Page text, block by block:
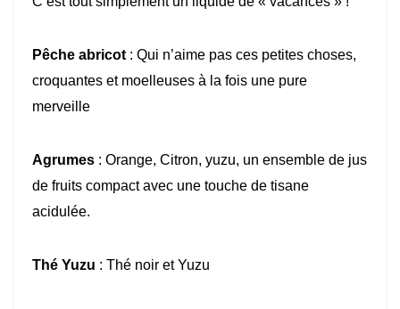
Pêche abricot : Qui n’aime pas ces petites choses,
croquantes et moelleuses à la fois une pure
merveille
Agrumes : Orange, Citron, yuzu, un ensemble de jus
de fruits compact avec une touche de tisane
acidulée.
Thé Yuzu : Thé noir et Yuzu